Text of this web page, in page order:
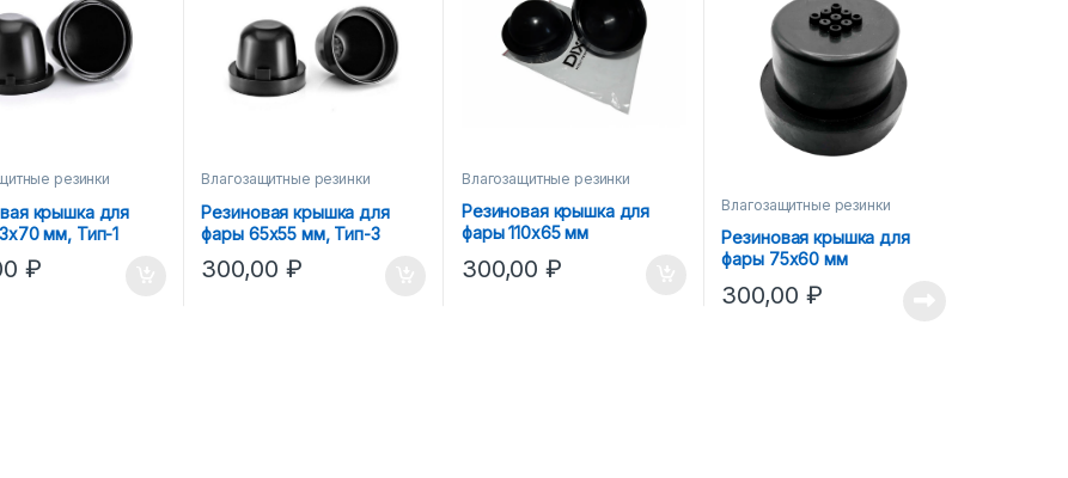
резинки
крышка для
мм, Тип-1
₽
Влагозащитные резинки
Резиновая крышка для
фары 65х55 мм, Тип-3
300,00 ₽
Влагозащитные резинки
Резиновая крышка для
фары 110х65 мм
300,00₽
Влагозащитные резинки
Резиновая крышка для
фары 75х60 мм
300,00 ₽